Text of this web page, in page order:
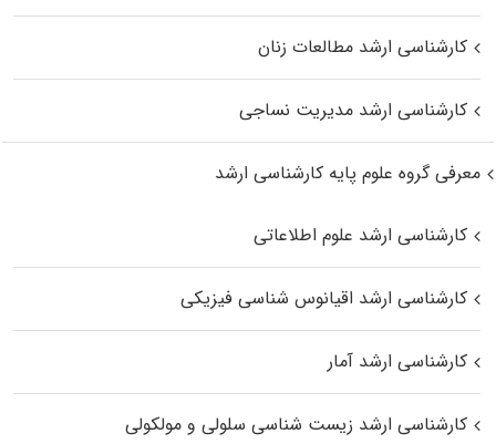
کارشناسی ارشد مطالعات زنان
کارشناسی ارشد مدیریت نساجی
معرفی گروه علوم پایه کارشناسی ارشد
کارشناسی ارشد علوم اطلاعاتی
کارشناسی ارشد اقیانوس‌ شناسی فیزیکی
کارشناسی ارشد آمار
کارشناسی ارشد زیست شناسی سلولی و مولکولی